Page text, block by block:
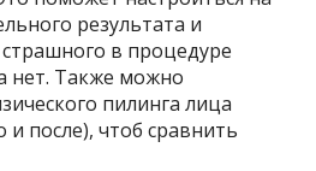
результата и
в процедуре
нет. Также можно
пилинга лица
после), чтоб сравнить